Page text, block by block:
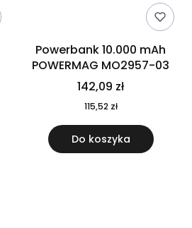
Powerbank 10.000 mAh
POWERMAG MO2957-03
142,09 zł
115,52 zł
Do koszyka